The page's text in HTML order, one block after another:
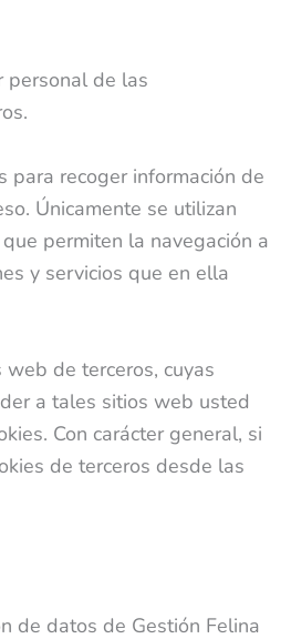
personal de las
para recoger información de
Únicamente se utilizan
permiten la navegación a
y servicios que en ella
de terceros, cuyas
a tales sitios web usted
Con carácter general, si
de terceros desde las
de datos de Gestión Felina